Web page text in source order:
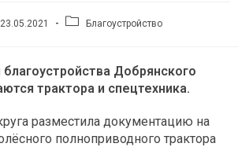
23.05.2021
РубрикаБлагоустройство
Добрянского
трактора и спецтехника.
разместила документацию на
полноприводного трактора